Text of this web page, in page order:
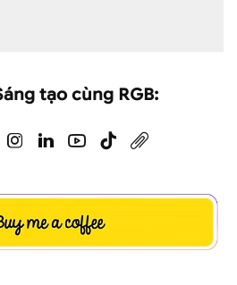
tạo cùng RGB: